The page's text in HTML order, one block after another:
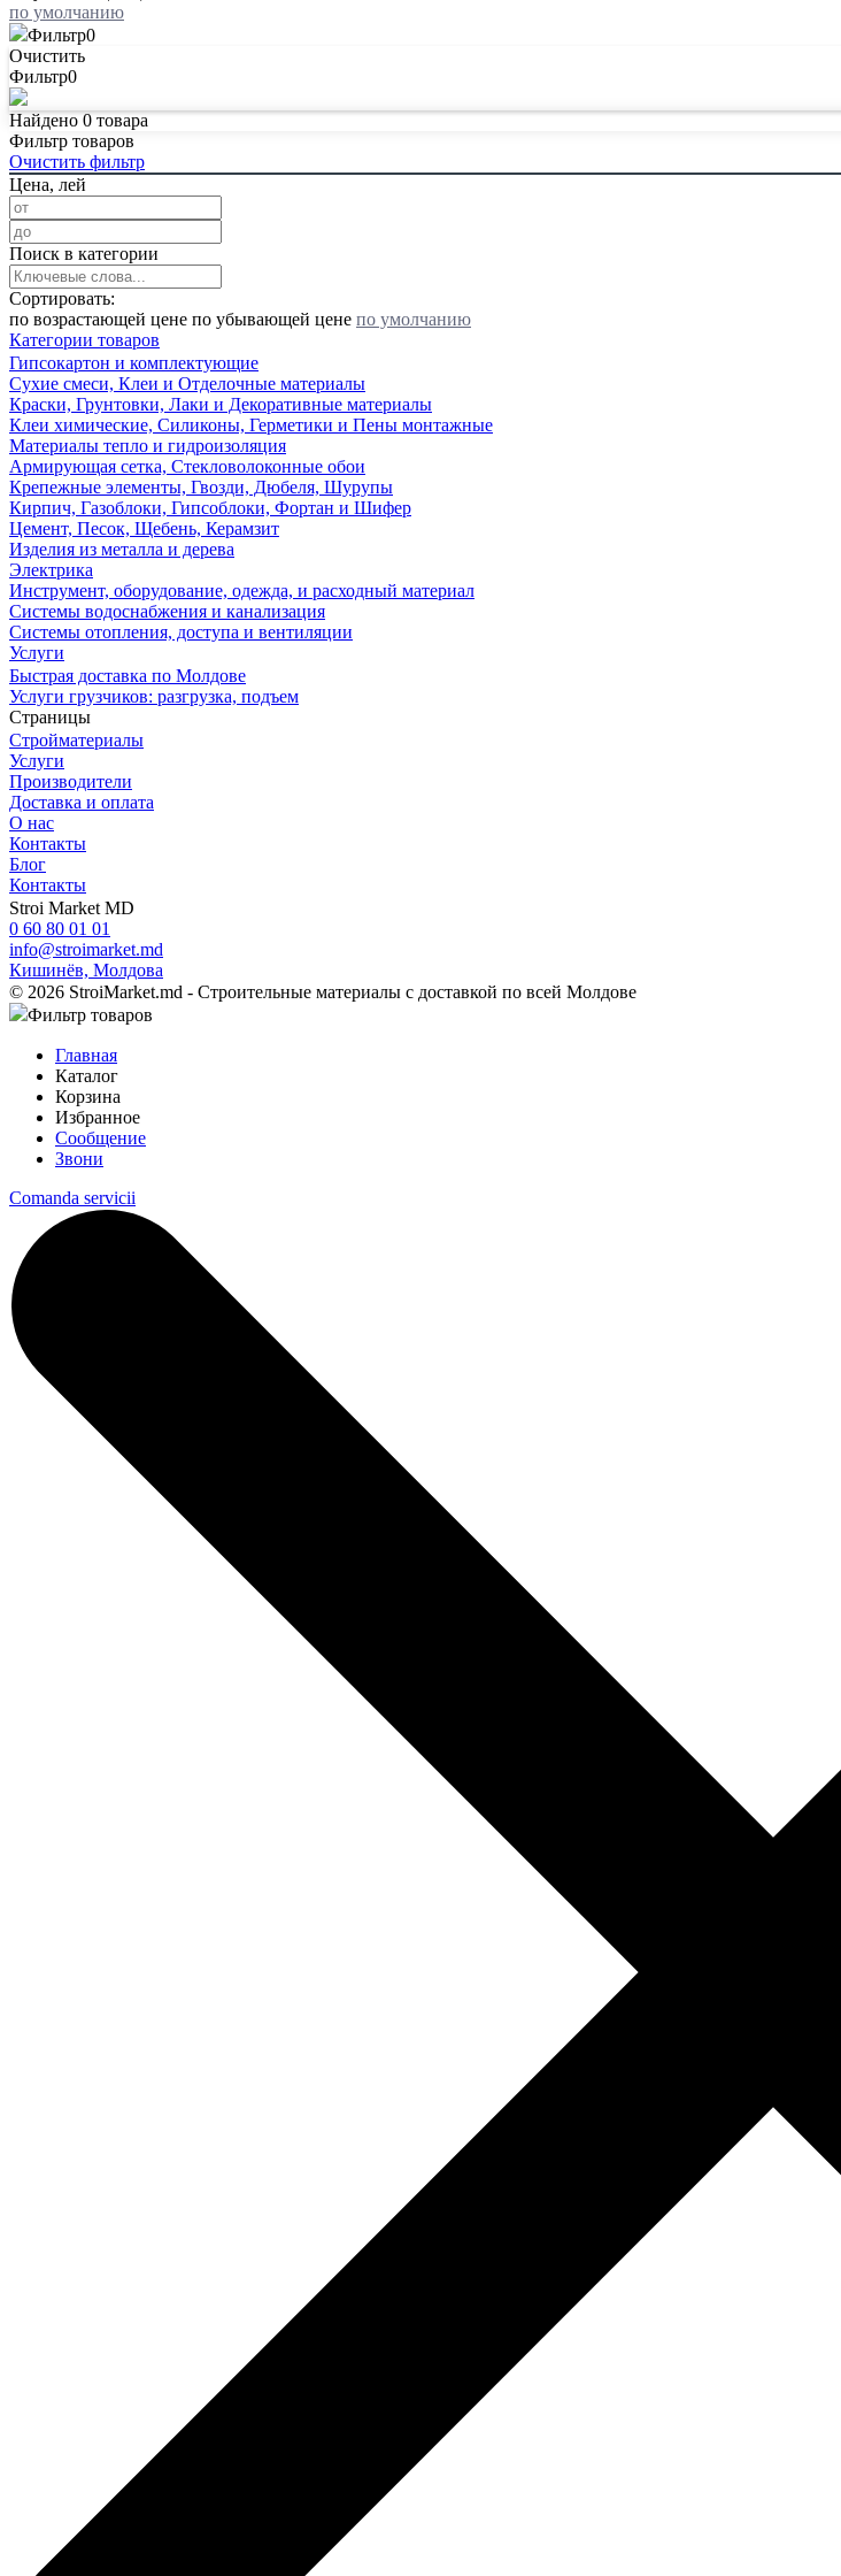
по умолчанию
Фильтр0
Очистить
Фильтр0
Найдено 0 товара
Фильтр товаров
Очистить фильтр
Цена, лей
Поиск в категории
Сортировать:
по возрастающей цене по убывающей цене по умолчанию
Категории товаров
Гипсокартон и комплектующие
Сухие смеси, Клеи и Отделочные материалы
Краски, Грунтовки, Лаки и Декоративные материалы
Клеи химические, Силиконы, Герметики и Пены монтажные
Материалы тепло и гидроизоляция
Армирующая сетка, Стекловолоконные обои
Крепежные элементы, Гвозди, Дюбеля, Шурупы
Кирпич, Газоблоки, Гипсоблоки, Фортан и Шифер
Цемент, Песок, Щебень, Керамзит
Изделия из металла и дерева
Электрика
Инструмент, оборудование, одежда, и расходный материал
Системы водоснабжения и канализация
Системы отопления, доступа и вентиляции
Услуги
Быстрая доставка по Молдове
Услуги грузчиков: разгрузка, подъем
Страницы
Cтройматериалы
Услуги
Производители
Доставка и оплата
О нас
Контакты
Блог
Контакты
Stroi Market MD
0 60 80 01 01
info@stroimarket.md
Кишинёв, Молдова
© 2026 StroiMarket.md - Строительные материалы с доставкой по всей Молдове
Фильтр товаров
Главная
Каталог
Корзина
Избранное
Сообщение
Звони
Comanda servicii